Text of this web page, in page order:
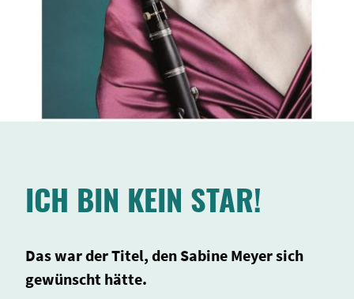
ICH BIN KEIN STAR!
Das war der Titel, den Sabine Meyer sich
gewünscht hätte.